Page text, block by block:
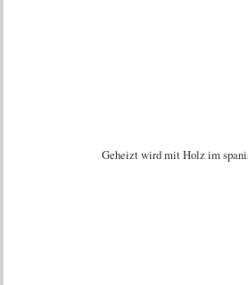
Geheizt wird mit Holz im